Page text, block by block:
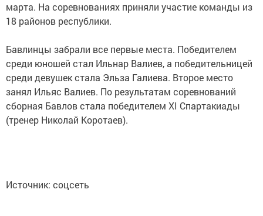
марта. На соревнованиях приняли участие команды из
18 районов республики.
Бавлинцы забрали все первые места. Победителем
среди юношей стал Ильнар Валиев, а победительницей
среди девушек стала Эльза Галиева. Второе место
занял Ильяс Валиев. По результатам соревнований
сборная Бавлов стала победителем XI Спартакиады
(тренер Николай Коротаев).
Источник: соцсеть